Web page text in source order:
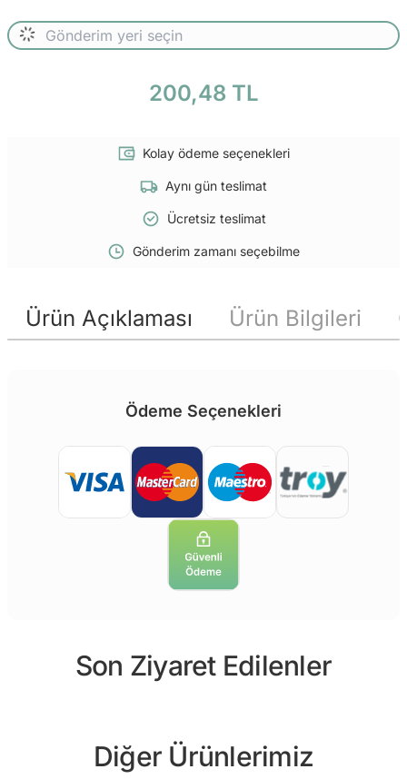
200,48 TL
Kolay ödeme seçenekleri
Aynı gün teslimat
Ücretsiz teslimat
Gönderim zamanı seçebilme
Ürün Açıklaması Ürün Bilgileri
Ödeme Seçenekleri
Son Ziyaret Edilenler
Diğer Ürünlerimiz